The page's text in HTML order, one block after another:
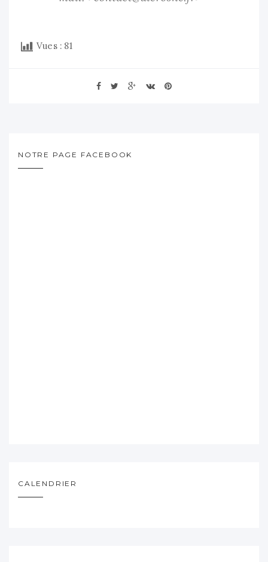
Vues : 81
NOTRE PAGE FACEBOOK
CALENDRIER